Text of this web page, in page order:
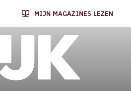
MIJN MAGAZINES LEZEN